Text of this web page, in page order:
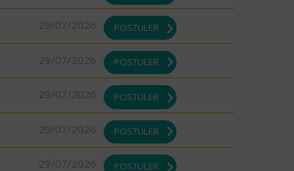
29/07/2026 POSTULER
29/07/2026 POSTULER
29/07/2026 POSTULER
29/07/2026 POSTULER
29/07/2026 POSTULER